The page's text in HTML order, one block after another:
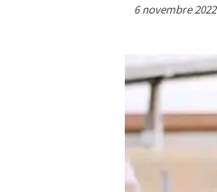
6 novembre 2022